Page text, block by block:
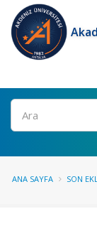
Ara
ANA SAYFA SON